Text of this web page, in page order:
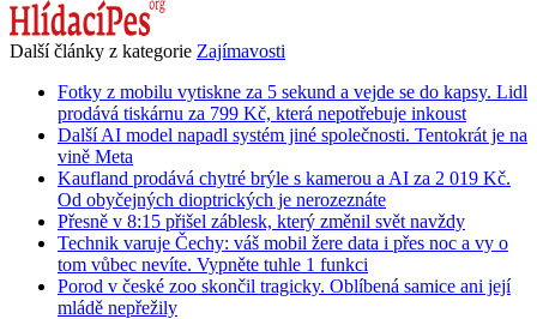
Další články z kategorie Zajímavosti
Fotky z mobilu vytiskne za 5 sekund a vejde se do kapsy. Lidl
prodává tiskárnu za 799 Kč, která nepotřebuje inkoust
Další AI model napadl systém jiné společnosti. Tentokrát je na
vině Meta
Kaufland prodává chytré brýle s kamerou a AI za 2 019 Kč.
Od obyčejných dioptrických je nerozeznáte
Přesně v 8:15 přišel záblesk, který změnil svět navždy
Technik varuje Čechy: váš mobil žere data i přes noc a vy o
tom vůbec nevíte. Vypněte tuhle 1 funkci
Porod v české zoo skončil tragicky. Oblíbená samice ani její
mládě nepřežily